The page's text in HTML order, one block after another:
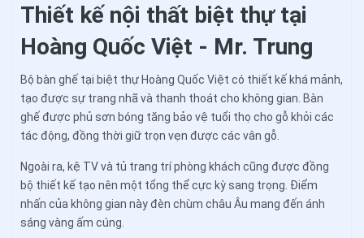
Thiết kế nội thất biệt thự tại
Hoàng Quốc Việt - Mr. Trung
Bộ bàn ghế tại biệt thự Hoàng Quốc Việt có thiết kế khá mảnh,
tạo được sự trang nhã và thanh thoát cho không gian. Bàn
ghế được phủ sơn bóng tăng bảo vệ tuổi thọ cho gỗ khỏi các
tác động, đồng thời giữ trọn vẹn được các vân gỗ.
Ngoài ra, kệ TV và tủ trang trí phòng khách cũng được đồng
bộ thiết kế tạo nên một tổng thể cực kỳ sang trọng. Điểm
nhấn của không gian này đèn chùm châu Âu mang đến ánh
sáng vàng ấm cúng.